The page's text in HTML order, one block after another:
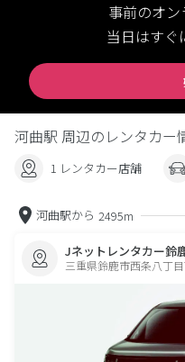
事前のオ
当日はす
河曲駅 周辺のレンタカー
1 レンタカー店舗
河曲駅から 2495m
Jネットレンタカー鈴
三重県鈴鹿市西条八丁